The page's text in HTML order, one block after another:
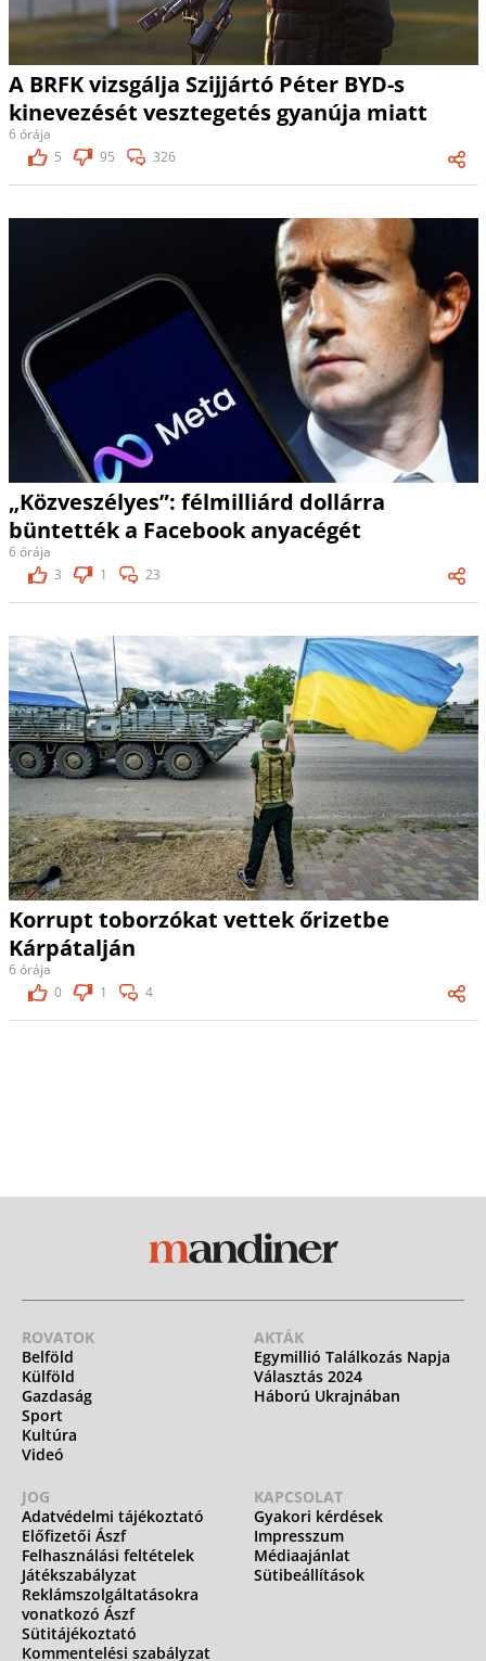
A BRFK vizsgálja Szijjártó Péter BYD-s
kinevezését vesztegetés gyanúja miatt
6 órája
5
95 326
„Közveszélyes”: félmilliárd dollárra
büntették a Facebook anyacégét
6 órája
3
1 23
Korrupt toborzókat vettek őrizetbe
Kárpátalján
6 órája
0
1 4
ROVATOK
Belföld
Külföld
Gazdaság
Sport
Kultúra
Videó
AKTÁK
Egymillió Találkozás Napja
Választás 2024
Háború Ukrajnában
JOG
Adatvédelmi tájékoztató
Előfizetői Ászf
Felhasználási feltételek
Játékszabályzat
Reklámszolgáltatásokra
vonatkozó Ászf
Sütitájékoztató
Kommentelési szabályzat
KAPCSOLAT
Gyakori kérdések
Impresszum
Médiaajánlat
Sütibeállítások